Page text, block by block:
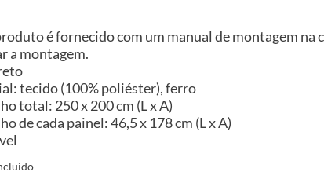
é fornecido com um manual de montagem na
a montagem.
tecido (100% poliéster), ferro
total: 250 x 200 cm (L x A)
de cada painel: 46,5 x 178 cm (L x A)